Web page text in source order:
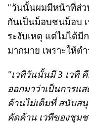
"วันนั้นผมมีหน้าที่ส่ว
กันเป็นม็อบชนม็อบ เ
ระงับเหตุ แต่ไม่ได้มี
มากมาย เพราะให้ต
"เวทีวันนั้นมี 3 เวที
ออกมาว่าเป็นการแ
ค้านไม่เต็มที่ สนับส
คัดค้าน เวทีของชุม